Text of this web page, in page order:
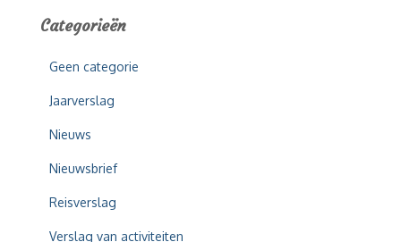
Categorieën
Geen categorie
Jaarverslag
Nieuws
Nieuwsbrief
Reisverslag
Verslag van activiteiten